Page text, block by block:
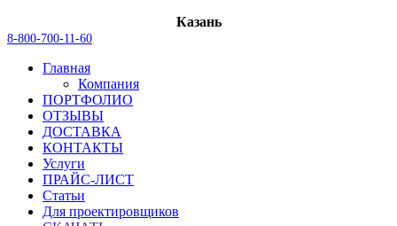
Казань
8-800-700-11-60
Главная
Компания
ПОРТФОЛИО
ОТЗЫВЫ
ДОСТАВКА
КОНТАКТЫ
Услуги
ПРАЙС-ЛИСТ
Статьи
Для проектировщиков